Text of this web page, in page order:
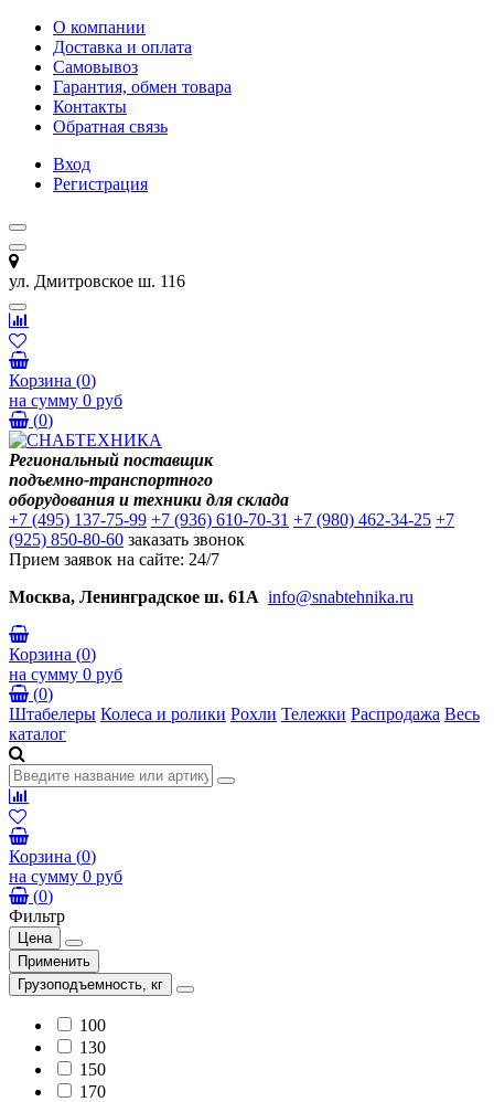
О компании
Доставка и оплата
Самовывоз
Гарантия, обмен товара
Контакты
Обратная связь
Вход
Регистрация
ул. Дмитровское ш. 116
Корзина (0)
на сумму 0 руб
(0)
Региональный поставщик
подъемно-транспортного
оборудования и техники для склада
+7 (495) 137-75-99 +7 (936) 610-70-31 +7 (980) 462-34-25 +7
(925) 850-80-60 заказать звонок
Прием заявок на сайте: 24/7
Москва, Ленинградское ш. 61А info@snabtehnika.ru
Корзина (0)
на сумму 0 руб
(0)
Штабелеры Колеса и ролики Рохли Тележки Распродажа Весь
каталог
Корзина (0)
на сумму 0 руб
(0)
Фильтр
Цена
Применить
Грузоподъемность, кг
100
130
150
170